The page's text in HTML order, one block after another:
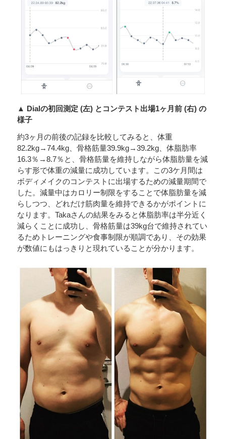
▲ Dialの初回測定 (左) とコンテスト出場1ヶ月前 (右) の
様子
約3ヶ月の前後の記録を比較してみると、体重
82.2kg→74.4kg、骨格筋量39.9kg→39.2kg、体脂肪率
16.3％→8.7％と、骨格筋量を維持しながら体脂肪量を減
らす形で体重の減量に成功しています。この3ケ月間は
ボディメイクのコンテストに出場するための減量期間で
した。減量中はカロリー制限をすることで体脂肪量を減
らしつつ、どれだけ筋肉量を維持できるかがポイントに
なります。Takaさんの結果をみると体脂肪率は半分近く
減らくことに成功し、骨格筋量は39kg台で維持されてい
るためトレーニングや食事制限が順調であり、その効果
が数値にもはっきりと現れていることが分かります。